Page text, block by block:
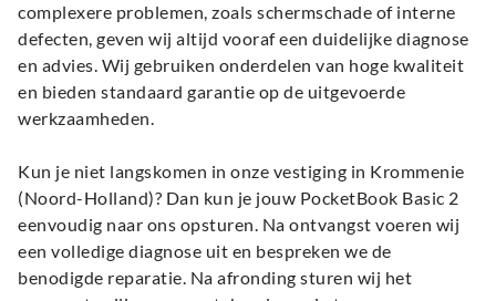
complexere problemen, zoals schermschade of interne
defecten, geven wij altijd vooraf een duidelijke diagnose
en advies. Wij gebruiken onderdelen van hoge kwaliteit
en bieden standaard garantie op de uitgevoerde
werkzaamheden.
Kun je niet langskomen in onze vestiging in Krommenie
(Noord-Holland)? Dan kun je jouw PocketBook Basic 2
eenvoudig naar ons opsturen. Na ontvangst voeren wij
een volledige diagnose uit en bespreken we de
benodigde reparatie. Na afronding sturen wij het